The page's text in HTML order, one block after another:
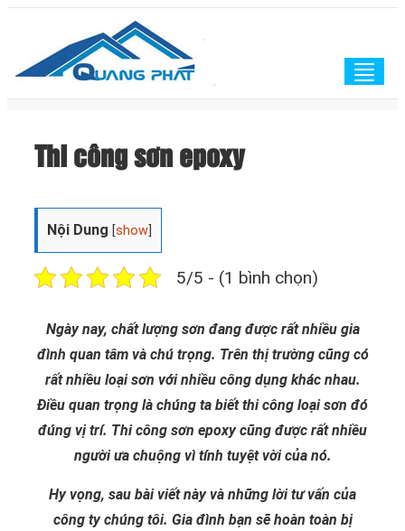
Thi công sơn epoxy
Nội Dung [show
5/5 - (1 bình chọn)
Ngày nay, chất lượng sơn đang được rất nhiều gia
đình quan tâm và chú trọng. Trên thị trường cũng có
rất nhiều loại sơn với nhiều công dụng khác nhau.
Điều quan trọng là chúng ta biết thi công loại sơn đó
đúng vị trí. Thi công sơn epoxy cũng được rất nhiều
người ưa chuộng vì tính tuyệt vời của nó.
Hy vọng, sau bài viết này và những lời tư vấn của
công ty chúng tôi. Gia đình bạn sẽ hoàn toàn bị